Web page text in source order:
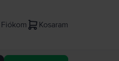
Fiókom Kosaram